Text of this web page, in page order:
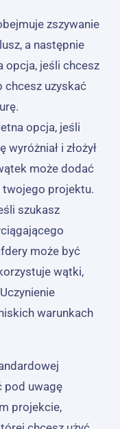
zszywanie
a następnie
opcja, jeśli chcesz
chcesz uzyskać
opcja, jeśli
i złożył
może dodać
twojego projektu.
szukasz
może być
wątki,
warunkach
pod uwagę
projekcie,